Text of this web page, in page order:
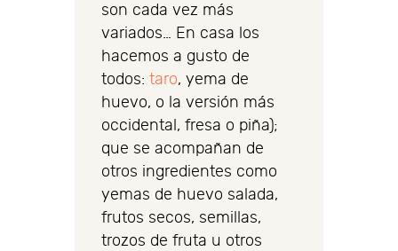
son cada vez más
variados… En casa los
hacemos a gusto de
todos: taro, yema de
huevo, o la versión más
occidental, fresa o piña);
que se acompañan de
otros ingredientes como
yemas de huevo salada,
frutos secos, semillas,
trozos de fruta u otros